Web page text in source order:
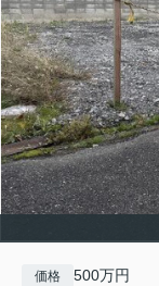
価格 500万円